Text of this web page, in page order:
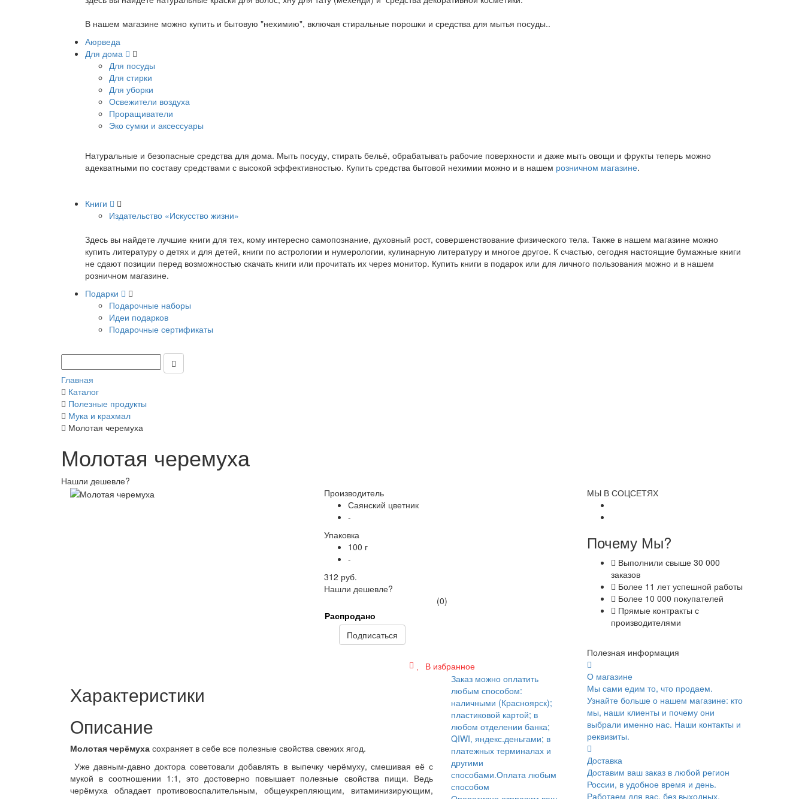
В нашем магазине можно купить и бытовую "нехимию", включая стиральные порошки и средства для мытья посуды..
Аюрведа
Для дома
Для посуды
Для стирки
Для уборки
Освежители воздуха
Проращиватели
Эко сумки и аксессуары
Натуральные и безопасные средства для дома. Мыть посуду, стирать бельё, обрабатывать рабочие поверхности и даже мыть овощи и фрукты теперь можно
адекватными по составу средствами с высокой эффективностью. Купить средства бытовой нехимии можно и в нашем розничном магазине.
Книги
Издательство «Искусство жизни»
Здесь вы найдете лучшие книги для тех, кому интересно самопознание, духовный рост, совершенствование физического тела. Также в нашем магазине можно
купить литературу о детях и для детей, книги по астрологии и нумерологии, кулинарную литературу и многое другое. К счастью, сегодня настоящие бумажные книги
не сдают позиции перед возможностью скачать книги или прочитать их через монитор. Купить книги в подарок или для личного пользования можно и в нашем
розничном магазине.
Подарки
Подарочные наборы
Идеи подарков
Подарочные сертификаты
Главная
Каталог
Полезные продукты
Мука и крахмал
Молотая черемуха
Молотая черемуха
Нашли дешевле?
Производитель
Саянский цветник
-
Упаковка
100 г
-
312 руб.
Нашли дешевле?
(0)
Распродано
Подписаться
В избранное
Характеристики
Описание
Молотая черёмуха сохраняет в себе все полезные свойства свежих ягод.
Уже давным-давно доктора советовали добавлять в выпечку черёмуху, смешивая её с
мукой в соотношении 1:1, это достоверно повышает полезные свойства пищи. Ведь
черёмуха обладает противовоспалительным, общеукрепляющим, витаминизирующим,
Заказ можно оплатить
любым способом:
наличными (Красноярск);
пластиковой картой; в
любом отделении банка;
QIWI, яндекс.деньгами; в
платежных терминалах и
другими
способами.Оплата любым
способом
МЫ В СОЦСЕТЯХ
Почему Мы?
Выполнили свыше 30 000
заказов
Более 11 лет успешной работы
Более 10 000 покупателей
Прямые контракты с
производителями
Полезная информация
О магазине
Мы сами едим то, что продаем.
Узнайте больше о нашем магазине: кто
мы, наши клиенты и почему они
выбрали именно нас. Наши контакты и
реквизиты.
Доставка
Доставим ваш заказ в любой регион
России, в удобное время и день.
Работаем для вас, без выходных.